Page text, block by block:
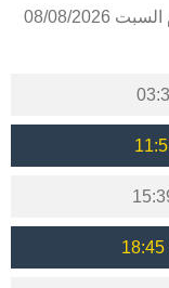
أوقات الصلاة في قلعة يي أخوند لاغمان ليوم السبت 08/08/2026